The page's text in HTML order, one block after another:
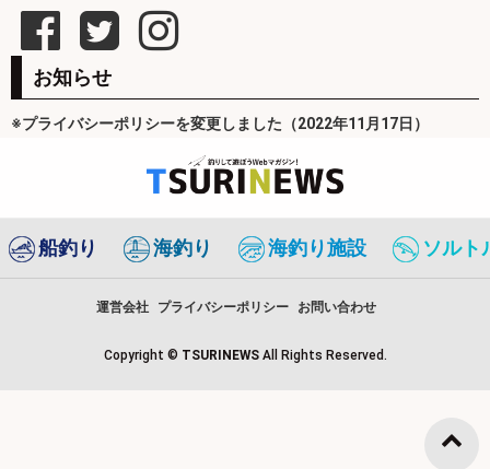
お知らせ
※プライバシーポリシーを変更しました（2022年11月17日）
船釣り 海釣り 海釣り施設 ソルト
運営会社 プライバシーポリシー お問い合わせ
Copyright © TSURINEWS All Rights Reserved.